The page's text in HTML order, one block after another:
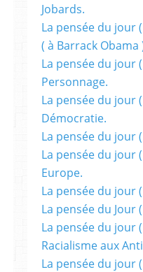
Jobards.
La pensée du jour
( à Barrack Obama
La pensée du jour
Personnage.
La pensée du jour
Démocratie.
La pensée du jour
La pensée du jour
Europe.
La pensée du jour
La pensée du Jour
La pensée du jour
Racialisme aux
La pensée du jour